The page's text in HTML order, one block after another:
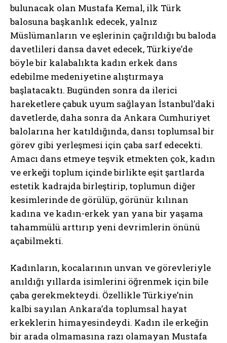
bulunacak olan Mustafa Kemal, ilk Türk
balosuna başkanlık edecek, yalnız
Müslümanların ve eşlerinin çağrıldığı bu baloda
davetlileri dansa davet edecek, Türkiye’de
böyle bir kalabalıkta kadın erkek dans
edebilme medeniyetine alıştırmaya
başlatacaktı. Bugünden sonra da ilerici
hareketlere çabuk uyum sağlayan İstanbul’daki
davetlerde, daha sonra da Ankara Cumhuriyet
balolarına her katıldığında, dansı toplumsal bir
görev gibi yerleşmesi için çaba sarf edecekti.
Amacı dans etmeye teşvik etmekten çok, kadın
ve erkeği toplum içinde birlikte eşit şartlarda
estetik kadrajda birleştirip, toplumun diğer
kesimlerinde de görülüp, görünür kılınan
kadına ve kadın-erkek yan yana bir yaşama
tahammülü arttırıp yeni devrimlerin önünü
açabilmekti.
Kadınların, kocalarının unvan ve görevleriyle
anıldığı yıllarda isimlerini öğrenmek için bile
çaba gerekmekteydi. Özellikle Türkiye’nin
kalbi sayılan Ankara’da toplumsal hayat
erkeklerin himayesindeydi. Kadın ile erkeğin
bir arada olmamasına razı olamayan Mustafa